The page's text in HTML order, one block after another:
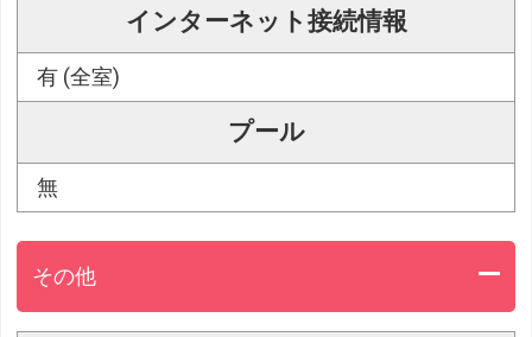
インターネット接続情報
有 (全室)
プール
無
その他